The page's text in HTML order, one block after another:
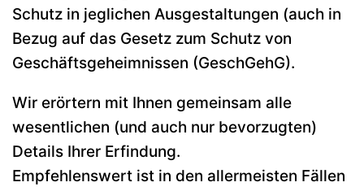
Schutz in jeglichen Ausgestaltungen (auch in
Bezug auf das Gesetz zum Schutz von
Geschäftsgeheimnissen (GeschGehG).
Wir erörtern mit Ihnen gemeinsam alle
wesentlichen (und auch nur bevorzugten)
Details Ihrer Erfindung.
Empfehlenswert ist in den allermeisten Fällen